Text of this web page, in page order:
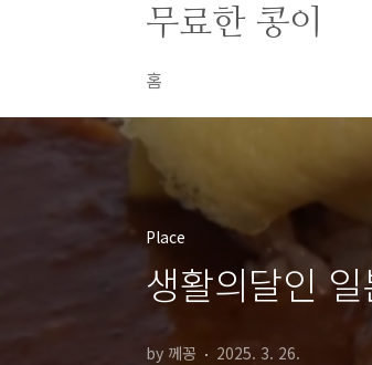
무료한 콩이
홈
Place
생활의달인
by 께꽁 2025. 3. 26.